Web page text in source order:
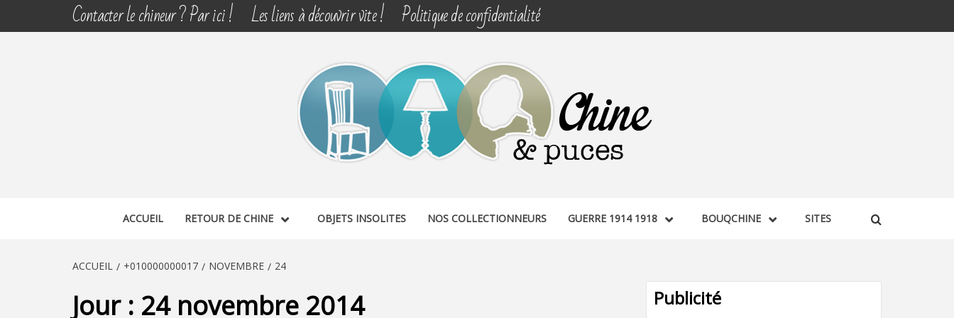
Contacter le chineur ? Par ici ! Les liens à découvrir vite ! Politique de confidentialité
CHINE & PUCES
ACCUEIL RETOUR DE CHINE OBJETS INSOLITES NOS COLLECTIONNEURS GUERRE 1914 1918 BOUQCHINE SITES
ACCUEIL +010000000017 NOVEMBRE 24
Jour : 24 novembre 2014 Publicité